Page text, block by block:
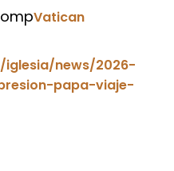
Vatican
iglesia/news/2026-
papa-viaje-